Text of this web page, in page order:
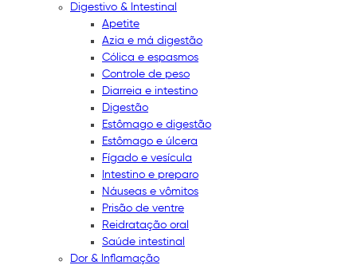
Digestivo & Intestinal
Apetite
Azia e má digestão
Cólica e espasmos
Controle de peso
Diarreia e intestino
Digestão
Estômago e digestão
Estômago e úlcera
Fígado e vesícula
Intestino e preparo
Náuseas e vômitos
Prisão de ventre
Reidratação oral
Saúde intestinal
Dor & Inflamação